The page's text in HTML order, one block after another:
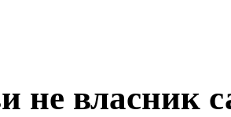
не власник